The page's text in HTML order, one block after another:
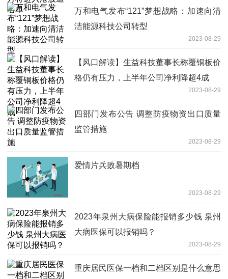
万和电气发布“121”梦想战略：加速向清
洁能源科技公司转型
2023-08-29
【风口解读】生益科技董事长称覆铜板价
格仍有压力，上半年公司净利降超4成
2023-08-29
四部门发布公告 调整防疫物资出口质量
监管措施
2023-08-29
爱情片兵败暑期档
2023-08-29
2023年泉州大病保险能报销多少钱 泉州
大病医保可以报销吗？
2023-08-29
重庆居民医保一档和二档区别是什么意思